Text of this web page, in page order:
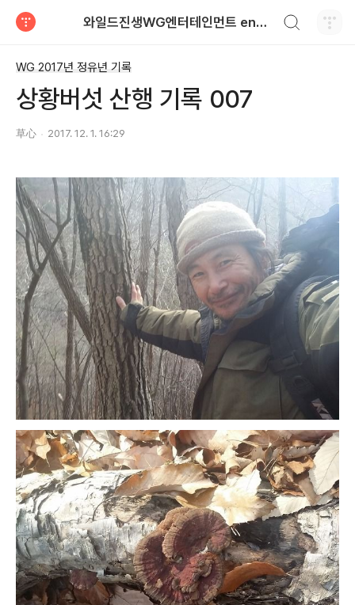
와일드진생WG엔터테인먼트 entertainment
WG 2017년 정유년 기록
상황버섯 산행 기록 007
草心 2017. 12. 1. 16:29